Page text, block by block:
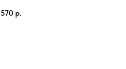
570 р.